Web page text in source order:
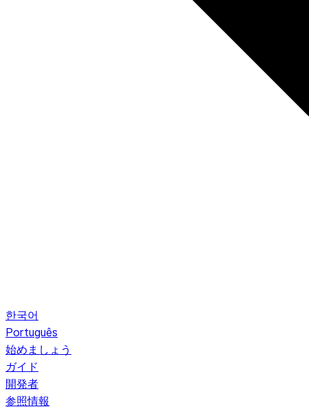
한국어
Português
始めましょう
ガイド
開発者
参照情報